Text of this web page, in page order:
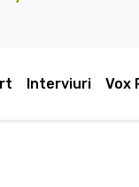
Interviuri Vox